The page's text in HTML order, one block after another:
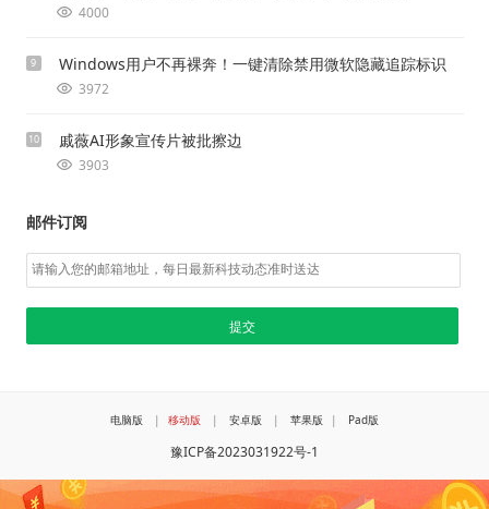
4000
9 Windows用户不再裸奔！一键清除禁用微软隐藏追踪标识
3972
10 戚薇AI形象宣传片被批擦边
3903
邮件订阅
电脑版 | 移动版 | 安卓版 | 苹果版 | Pad版
豫ICP备2023031922号-1